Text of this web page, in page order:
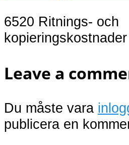
6520 Ritnings- och
kopieringskostnader
Leave a
Du måste vara
publicera en